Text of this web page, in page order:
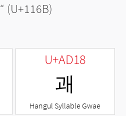
“ (U+116B)
U+AD18
괘
Hangul Syllable Gwae